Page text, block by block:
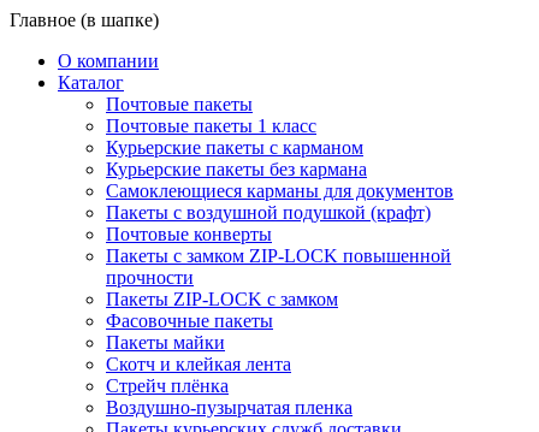
Главное (в шапке)
О компании
Каталог
Почтовые пакеты
Почтовые пакеты 1 класс
Курьерские пакеты с карманом
Курьерские пакеты без кармана
Самоклеющиеся карманы для документов
Пакеты с воздушной подушкой (крафт)
Почтовые конверты
Пакеты с замком ZIP-LOCK повышенной
прочности
Пакеты ZIP-LOCK с замком
Фасовочные пакеты
Пакеты майки
Скотч и клейкая лента
Стрейч плёнка
Воздушно-пузырчатая пленка